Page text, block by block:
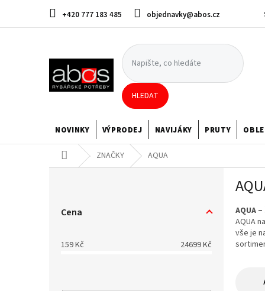
obsah
+420 777 183 485 objednavky@abos.cz
HLEDAT
NOVINKY VÝPRODEJ NAVIJÁKY PRUTY
Domů ZNAČKY AQUA
Cena
159Kč 24699Kč
AQUA
AQUA
vše je